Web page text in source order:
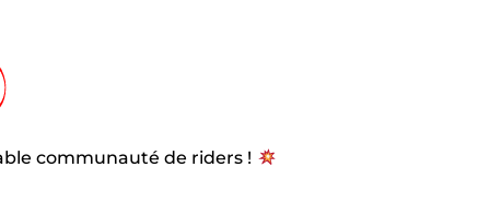
communauté de riders !